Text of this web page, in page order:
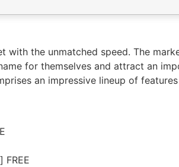
the unmatched speed. The
for themselves and attract an
an impressive lineup of